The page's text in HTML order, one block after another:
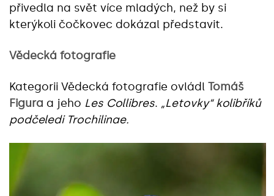
přivedla na svět více mladých, než by si
kterýkoli čočkovec dokázal představit.
Vědecká fotografie
Kategorii Vědecká fotografie ovládl Tomáš
Figura a jeho Les Collibres. „Letovky“ kolibříků
podčeledi Trochilinae.